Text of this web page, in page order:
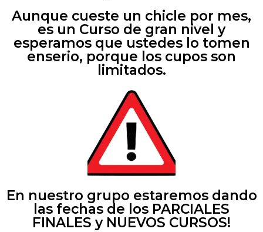
Aunque cueste un chicle por mes,
es un Curso de gran nivel y
esperamos que ustedes lo tomen
enserio, porque los cupos son
limitados.
En nuestro grupo estaremos dando
las fechas de los PARCIALES
FINALES y NUEVOS CURSOS!